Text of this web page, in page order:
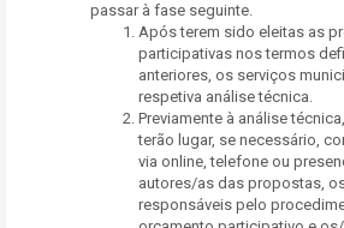
passar à fase seguinte.
Após terem sido eleitas as
participativas nos termos
anteriores, os serviços
respetiva análise técnica.
Previamente à análise
terão lugar, se necessário,
via online, telefone ou
autores/as das propostas,
responsáveis pelo